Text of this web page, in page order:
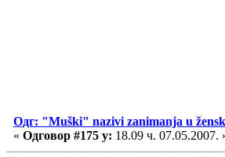
Одг: "Muški" nazivi zanimanja u
« Одговор #175 у: 18.09 ч. 07.05.2007.